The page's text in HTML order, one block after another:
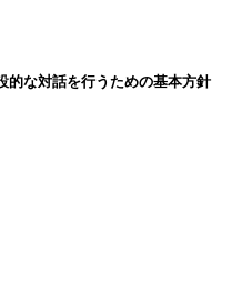
的な対話を行うための基本方針